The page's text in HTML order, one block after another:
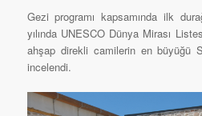
Gezi programı kapsamında ilk
yılında UNESCO Dünya Mirası
ahşap direkli camilerin en büyüğü
incelendi.